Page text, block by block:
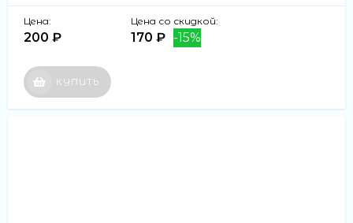
Цена:
200 ₽
Цена со скидкой:
170 ₽ -15%
КУПИТЬ